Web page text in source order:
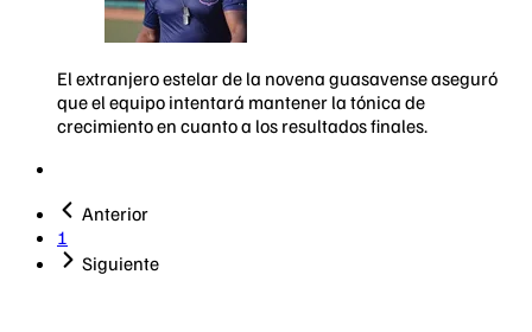
El extranjero estelar de la novena guasavense aseguró
que el equipo intentará mantener la tónica de
crecimiento en cuanto a los resultados finales.
Anterior
1
Siguiente